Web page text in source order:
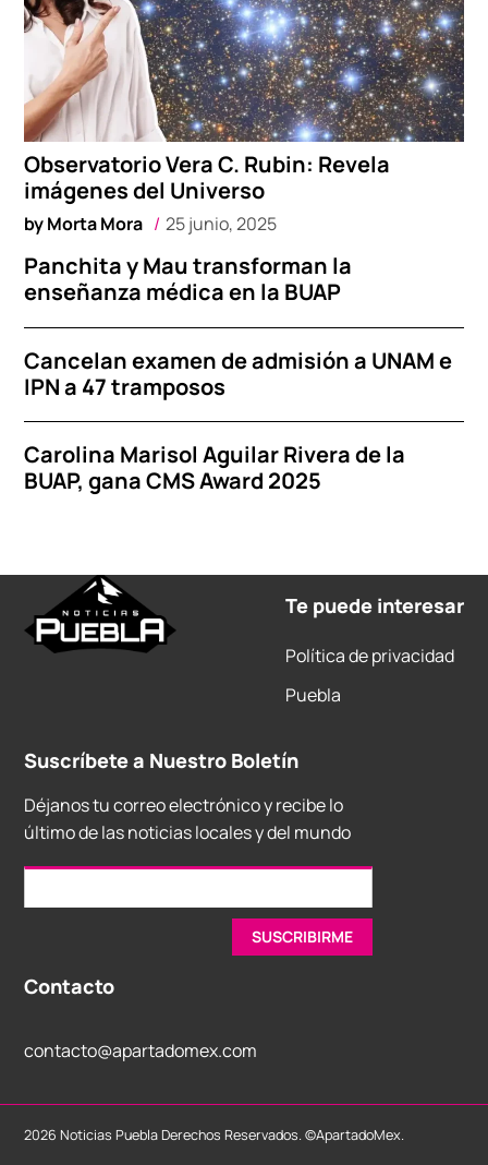
Observatorio Vera C. Rubin: Revela
imágenes del Universo
byMorta Mora 25 junio, 2025
Panchita y Mau transforman la
enseñanza médica en la BUAP
Cancelan examen de admisión a UNAM e
IPN a 47 tramposos
Carolina Marisol Aguilar Rivera de la
BUAP, gana CMS Award 2025
Te puede interesar
Política de privacidad
Puebla
Suscríbete a Nuestro Boletín
Déjanos tu correo electrónico y recibe lo
último de las noticias locales y del mundo
Contacto
contacto@apartadomex.com
2026 Noticias Puebla Derechos Reservados. ©ApartadoMex.